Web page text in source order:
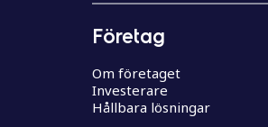
Företag
Om företaget
Investerare
Hållbara lösningar